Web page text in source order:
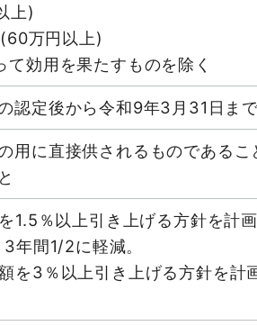
上)
万円以上)
効用を果たすものを除く
認定後から令和9年3月31日ま
用に直接供されるものであるこ
1.5％以上引き上げる方針を計
年間1/2に軽減。
を3％以上引き上げる方針を計